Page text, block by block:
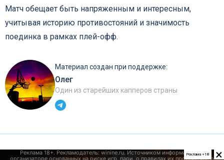
Матч обещает быть напряженным и интересным,
учитывая историю противостояний и значимость
поединка в рамках плей-офф.
Материал создан при поддержке:
Олег
Один из старейших капперов страны
×
Реклама +18